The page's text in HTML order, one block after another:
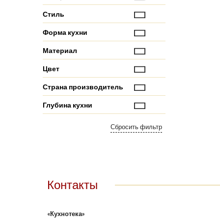
Стиль
Форма кухни
Материал
Цвет
Страна производитель
Глубина кухни
Контакты
«Кухнотека»